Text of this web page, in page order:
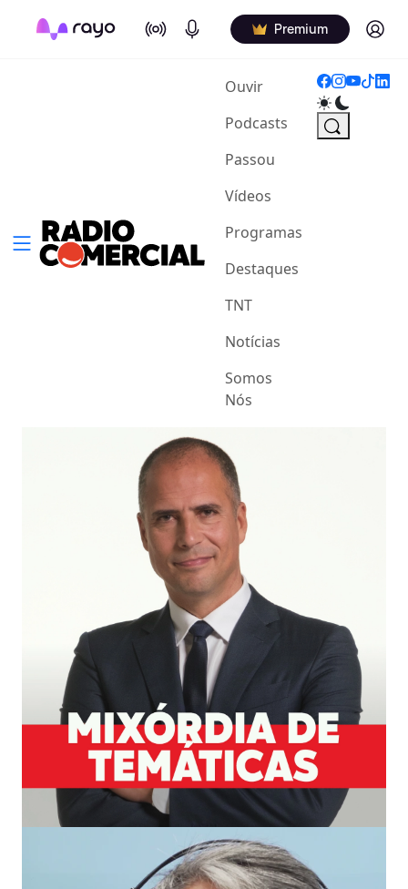
On Air Podcasts Premium Log in
Ouvir(current)
Podcasts
Passou
Vídeos
Programas
Destaques
TNT
Notícias
Somos
Nós